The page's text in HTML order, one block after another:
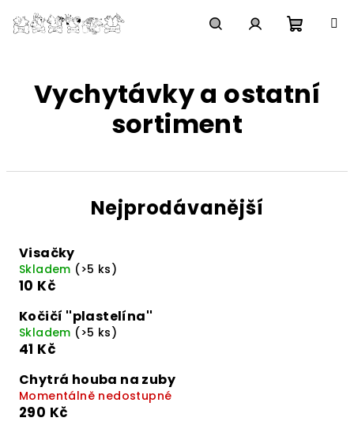
na
obsah
košík
Vychytávky a ostatní
sortiment
Nejprodávanější
Visačky
Skladem (>5 ks)
10 Kč
Kočičí ''plastelína''
Skladem (>5 ks)
41 Kč
Chytrá houba na zuby
Momentálně nedostupné
290 Kč